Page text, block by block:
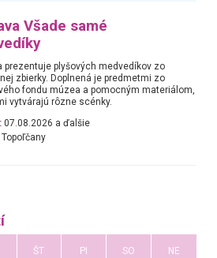
Všade samé
prezentuje plyšových medvedíkov zo
zbierky. Doplnená je predmetmi zo
fondu múzea a pomocným materiálom,
vytvárajú rôzne scénky.
07.08.2026 a ďalšie
Topoľčany
ŠT PI SO NE